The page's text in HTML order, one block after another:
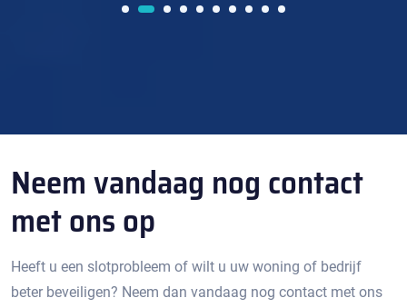
Neem vandaag nog contact
met ons op
Heeft u een slotprobleem of wilt u uw woning of bedrijf
beter beveiligen?​ Neem dan vandaag nog contact met ons